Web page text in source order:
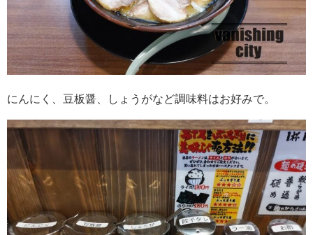
にんにく、豆板醤、しょうがなど調味料はお好みで。